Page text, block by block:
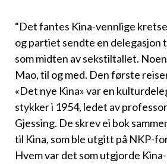
“Det fantes Kina-vennlige
og partiet sendte en delegasjon
som midten av sekstiltallet.
Mao, til og med. Den første
«Det nye Kina» var en
stykker i 1954, ledet av
Gjessing. De skrev ei bok
til Kina, som ble utgitt på NKP-
Hvem var det som utgjorde